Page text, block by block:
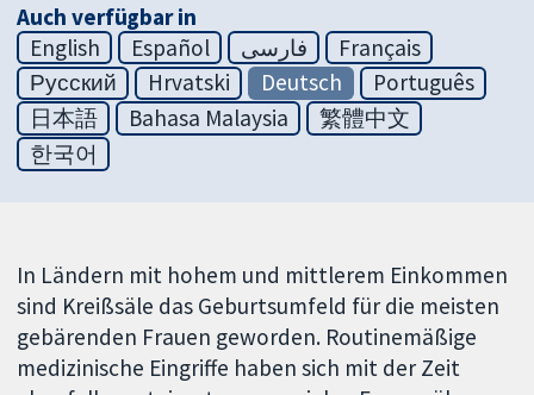
Auch verfügbar in
English
Español فارسی
Français
Русский
Hrvatski Deutsch
Português
日本語
Bahasa Malaysia
繁體中文
한국어
In Ländern mit hohem und mittlerem Einkommen
sind Kreißsäle das Geburtsumfeld für die meisten
gebärenden Frauen geworden. Routinemäßige
medizinische Eingriffe haben sich mit der Zeit